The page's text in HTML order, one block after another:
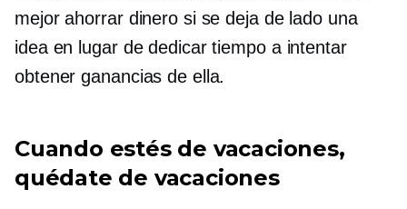
mejor ahorrar dinero si se deja de lado una
idea en lugar de dedicar tiempo a intentar
obtener ganancias de ella.
Cuando estés de vacaciones,
quédate de vacaciones